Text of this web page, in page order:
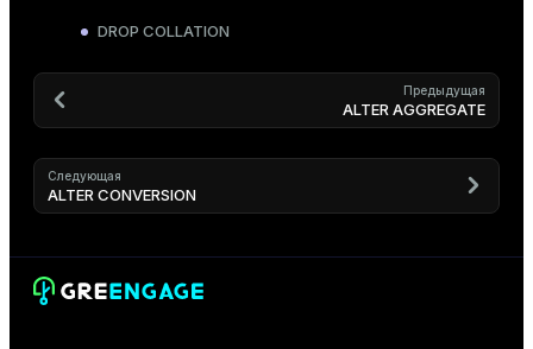
DROP COLLATION
Предыдущая
ALTER AGGREGATE
Следующая
ALTER CONVERSION